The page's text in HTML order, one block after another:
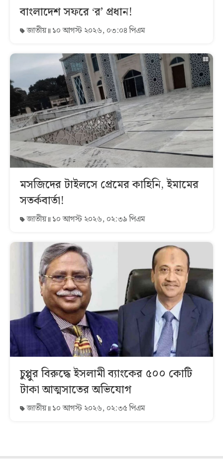
বাংলাদেশ সফরে ‘র’ প্রধান!
জাতীয় ১০ আগস্ট ২০২৬, ০৩:০৪ পিএম
মসজিদের টাইলসে প্রেমের কাহিনি, ইমামের
সতর্কবার্তা!
জাতীয় ১০ আগস্ট ২০২৬, ০২:৩৯ পিএম
চুপ্পুর বিরুদ্ধে ইসলামী ব্যাংকের ৫০০ কোটি
টাকা আত্মসাতের অভিযোগ
জাতীয় ১০ আগস্ট ২০২৬, ০২:৩৫ পিএম